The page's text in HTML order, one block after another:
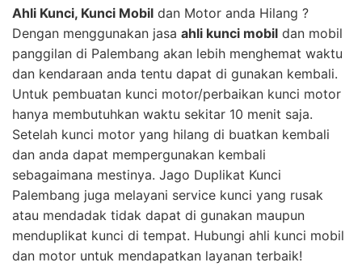
Ahli Kunci, Kunci Mobil dan Motor anda Hilang ?
Dengan menggunakan jasa ahli kunci mobil dan mobil
panggilan di Palembang akan lebih menghemat waktu
dan kendaraan anda tentu dapat di gunakan kembali.
Untuk pembuatan kunci motor/perbaikan kunci motor
hanya membutuhkan waktu sekitar 10 menit saja.
Setelah kunci motor yang hilang di buatkan kembali
dan anda dapat mempergunakan kembali
sebagaimana mestinya. Jago Duplikat Kunci
Palembang juga melayani service kunci yang rusak
atau mendadak tidak dapat di gunakan maupun
menduplikat kunci di tempat. Hubungi ahli kunci mobil
dan motor untuk mendapatkan layanan terbaik!